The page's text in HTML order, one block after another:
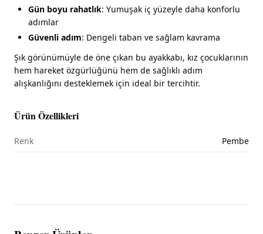
Gün boyu rahatlık: Yumuşak iç yüzeyle daha konforlu
adımlar
Güvenli adım: Dengeli taban ve sağlam kavrama
Şık görünümüyle de öne çıkan bu ayakkabı, kız çocuklarının
hem hareket özgürlüğünü hem de sağlıklı adım
alışkanlığını desteklemek için ideal bir tercihtir.
Ürün Özellikleri
Renk Pembe